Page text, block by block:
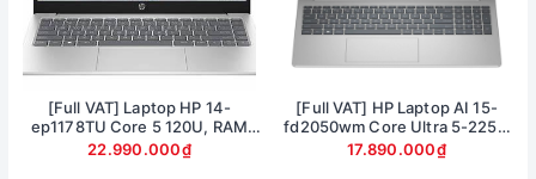
[Full VAT] Laptop HP 14-
ep1178TU Core 5 120U, RAM
16GB, SSD 1TB, 14 inch FHD,
Windows 11
22.990.000₫
[Full VAT] HP Laptop AI 15-
fd2050wm Core Ultra 5-225U
Ram 8GB SSD 512GB Màn hình
15.6inch FullHD Touch
17.890.000₫